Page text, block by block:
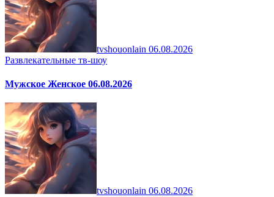
tvshouonlain 06.08.2026
Развлекательные тв-шоу
Мужское Женское 06.08.2026
tvshouonlain 06.08.2026